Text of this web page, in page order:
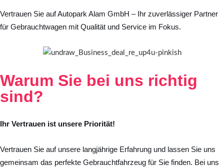
Vertrauen Sie auf Autopark Alam GmbH – Ihr zuverlässiger Partner
für Gebrauchtwagen mit Qualität und Service im Fokus.
Warum Sie bei uns richtig
sind?
Ihr Vertrauen ist unsere Priorität!
Vertrauen Sie auf unsere langjährige Erfahrung und lassen Sie uns
gemeinsam das perfekte Gebrauchtfahrzeug für Sie finden. Bei uns